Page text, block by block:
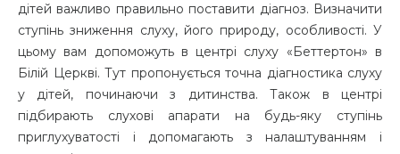
дітей важливо правильно поставити діагноз. Визначити
ступінь зниження слуху, його природу, особливості. У
цьому вам допоможуть в центрі слуху «Беттертон» в
Білій Церкві. Тут пропонується точна діагностика слуху
у дітей, починаючи з дитинства. Також в центрі
підбирають слухові апарати на будь-яку ступінь
приглухуватості і допомагають з налаштуванням і